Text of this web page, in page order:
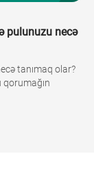
pulunuzu necə
tanımaq olar?
qorumağın